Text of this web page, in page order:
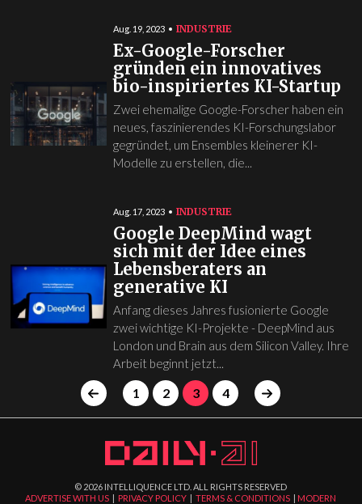
Aug. 19, 2023 INDUSTRIE
Ex-Google-Forscher
gründen ein innovatives
bio-inspiriertes KI-Startup
Zwei ehemalige Google-Forscher haben ein
neues, faszinierendes KI-Forschungslabor
gegründet, um Ensembles kleinerer KI-
Modelle zu erstellen, die...
Aug. 17, 2023 INDUSTRIE
Google DeepMind wagt
sich mit der Idee eines
Lebensberaters an
generative KI
Anfang dieses Jahres fusionierte Google
zwei wichtige KI-Projekte - DeepMind aus
London und Brain aus dem Silicon Valley. Ihre
Arbeit beginnt jetzt...
1 2 3 4
© 2026 INTELLIQUENCE LTD. ALL RIGHTS RESERVED
ADVERTISE WITH US | PRIVACY POLICY |TERMS & CONDITIONS | MODERN